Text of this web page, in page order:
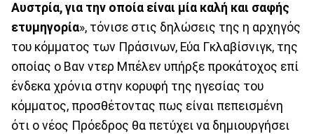
Αυστρία, για την οποία είναι μία καλή και σαφής
ετυμηγορία», τόνισε στις δηλώσεις της η αρχηγός
του κόμματος των Πράσινων, Εύα Γκλαβίσνιγκ, της
οποίας ο Βαν ντερ Μπέλεν υπήρξε προκάτοχος επί
ένδεκα χρόνια στην κορυφή της ηγεσίας του
κόμματος, προσθέτοντας πως είναι πεπεισμένη
ότι ο νέος Πρόεδρος θα πετύχει να δημιουργήσει